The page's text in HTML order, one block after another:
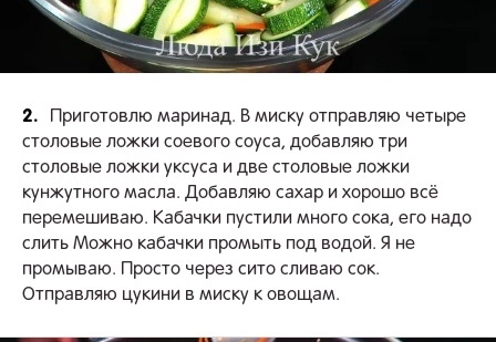
2.
Приготовлю маринад. В миску отправляю четыре
столовые ложки соевого соуса, добавляю три
столовые ложки уксуса и две столовые ложки
кунжутного масла. Добавляю сахар и хорошо всё
перемешиваю. Кабачки пустили много сока, его надо
слить Можно кабачки промыть под водой. Я не
промываю. Просто через сито сливаю сок.
Отправляю цукини в миску к овощам.